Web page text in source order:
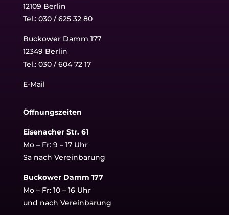
12109 Berlin
Tel.: 030 / 625 32 80
Buckower Damm 177
12349 Berlin
Tel.: 030 / 604 72 17
E-Mail
Öffnungszeiten
Eisenacher Str. 61
Mo – Fr: 9 – 17 Uhr
Sa nach Vereinbarung
Buckower Damm 177
Mo – Fr: 10 – 16 Uhr
und nach Vereinbarung